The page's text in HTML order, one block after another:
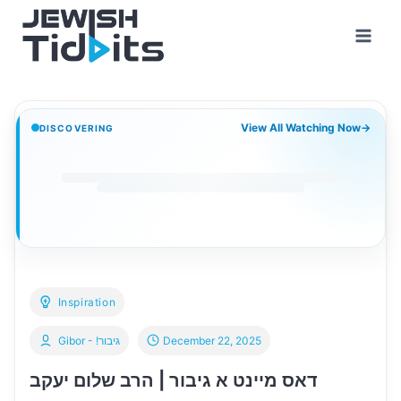
content
DISCOVERING View All Watching Now→
Inspiration
דאס מיינט א גיבור | הרב שלום יעקב
Gibor - !גיבור December 22, 2025